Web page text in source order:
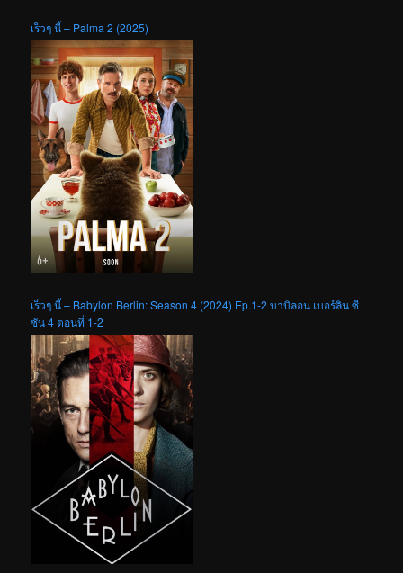
เร็วๆ นี้ – Palma 2 (2025)
เร็วๆ นี้ – Babylon Berlin: Season 4 (2024) Ep.1-2 บาบิลอน เบอร์ลิน ซี
ซัน 4 ตอนที่ 1-2